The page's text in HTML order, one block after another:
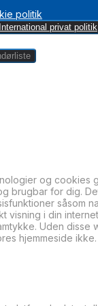
politik
privat politik
og cookies
brugbar for dig.
såsom
visning i din
Uden disse
hjemmeside ikke.